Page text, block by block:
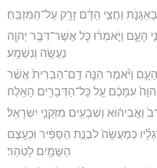
וַחֲצִ֣י הַדָּ֔ם זָרַ֖ק עַל־הַמִּזְבֵּֽחַ׃
הָעָ֑ם וַיֹּ֣אמְר֔וּ כֹּ֛ל אֲשֶׁר־דִּבֶּ֥ר יְהוָ֖ה
נַעֲשֶׂ֥ה וְנִשְׁמָֽע׃
וַיֹּ֗אמֶר הִנֵּ֤ה דַֽם־הַבְּרִית֙ אֲשֶׁ֨ר
עִמָּכֶ֔ם עַ֥ל כָּל־הַדְּבָרִ֖ים הָאֵֽלֶּה׃
וַאֲבִיה֔וּא וְשִׁבְעִ֖ים מִזִּקְנֵ֥י יִשְׂרָאֵֽל׃
כְּמַעֲשֵׂה֙ לִבְנַ֣ת הַסַּפִּ֔יר וּכְעֶ֥צֶם
הַשָּׁמַ֖יִם לָטֹֽהַר׃